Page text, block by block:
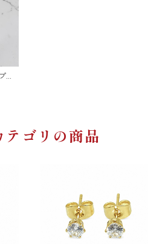
ピ
内
っ
プ
テゴリの商品